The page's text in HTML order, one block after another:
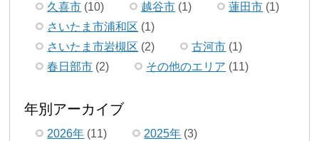
久喜市 (10) 越谷市 (1) 蓮田市 (1)
さいたま市浦和区 (1)
さいたま市岩槻区 (2) 古河市 (1)
春日部市 (2) その他のエリア (11)
年別アーカイブ
2026年 (11) 2025年 (3)